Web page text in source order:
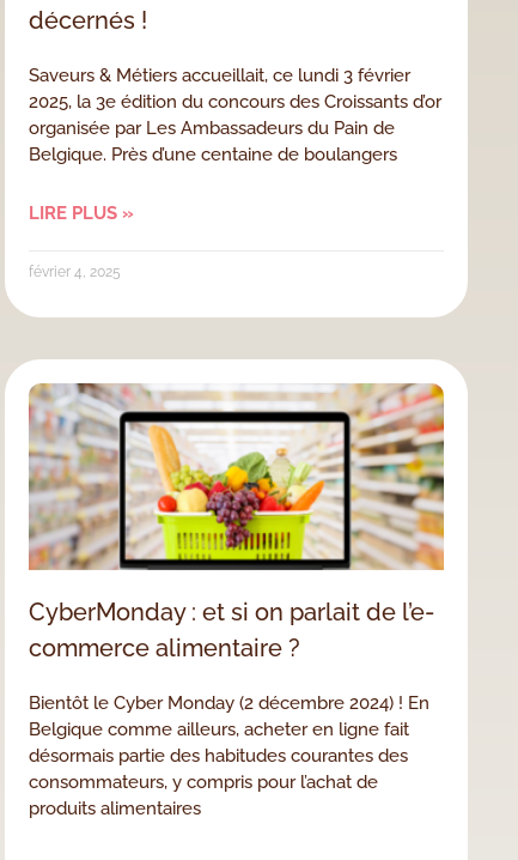
décernés !
Saveurs & Métiers accueillait, ce lundi 3 février
2025, la 3e édition du concours des Croissants d’or
organisée par Les Ambassadeurs du Pain de
Belgique. Près d’une centaine de boulangers
LIRE PLUS »
février 4, 2025
CyberMonday : et si on parlait de l’e-
commerce alimentaire ?
Bientôt le Cyber Monday (2 décembre 2024) ! En
Belgique comme ailleurs, acheter en ligne fait
désormais partie des habitudes courantes des
consommateurs, y compris pour l’achat de
produits alimentaires